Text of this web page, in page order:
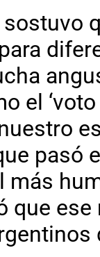
el
pasó
más
que